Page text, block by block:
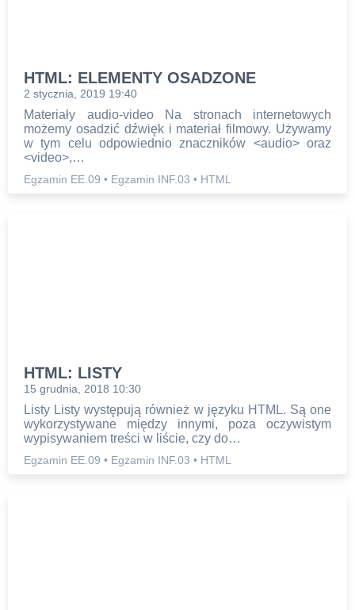
HTML: ELEMENTY OSADZONE
2 stycznia, 2019 19:40
Materiały audio-video Na stronach internetowych
możemy osadzić dźwięk i materiał filmowy. Używamy
w tym celu odpowiednio znaczników <audio> oraz
<video>,…
Egzamin EE.09 • Egzamin INF.03 • HTML
HTML: LISTY
15 grudnia, 2018 10:30
Listy Listy występują również w języku HTML. Są one
wykorzystywane między innymi, poza oczywistym
wypisywaniem treści w liście, czy do…
Egzamin EE.09 • Egzamin INF.03 • HTML